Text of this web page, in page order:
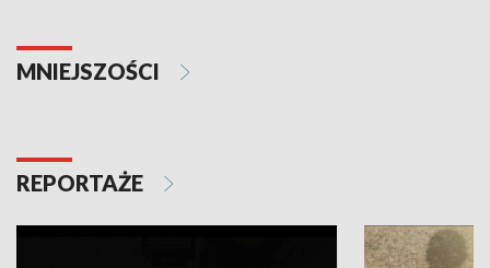
MNIEJSZOŚCI
REPORTAŻE